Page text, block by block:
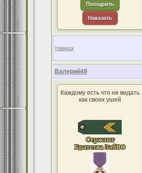
Поощрить
Наказать
Наверх
Валерий49
Каждому есть что не видать
как своих ушей